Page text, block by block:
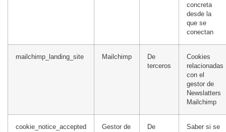
concreta
desde la
que se
conectan
mailchimp_landing_site Mailchimp
De
terceros
Cookies
relacionadas
con el
gestor de
Newslatters
Mailchimp
cookie_notice_accepted
Gestor de
De
Saber si se